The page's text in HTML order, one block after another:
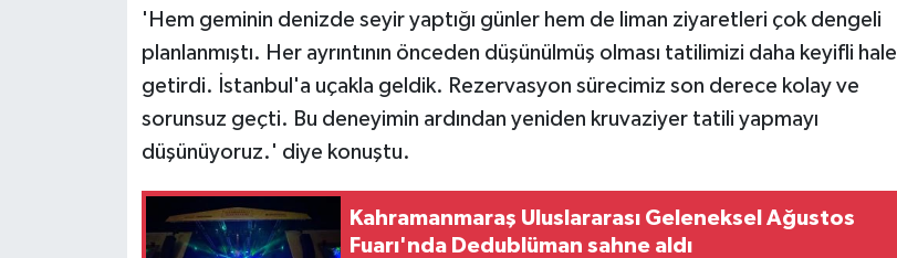
'Hem geminin denizde seyir yaptığı günler hem de liman ziyaretleri çok dengeli
planlanmıştı. Her ayrıntının önceden düşünülmüş olması tatilimizi daha keyifli hale
getirdi. İstanbul'a uçakla geldik. Rezervasyon sürecimiz son derece kolay ve
sorunsuz geçti. Bu deneyimin ardından yeniden kruvaziyer tatili yapmayı
düşünüyoruz.' diye konuştu.
Kahramanmaraş Uluslararası Geleneksel Ağustos
Fuarı'nda Dedublüman sahne aldı